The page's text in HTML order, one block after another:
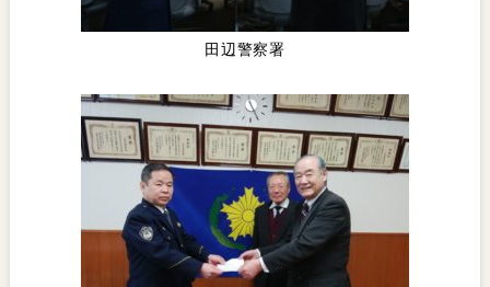
田辺警察署